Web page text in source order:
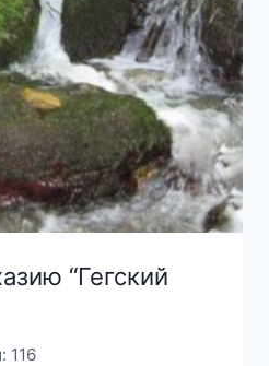
“Гегский
116